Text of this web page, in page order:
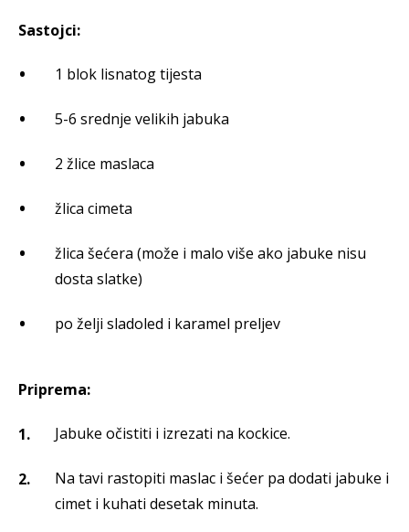
Sastojci:
1 blok lisnatog tijesta
5-6 srednje velikih jabuka
2 žlice maslaca
žlica cimeta
žlica šećera (može i malo više ako jabuke nisu
dosta slatke)
po želji sladoled i karamel preljev
Priprema:
Jabuke očistiti i izrezati na kockice.
Na tavi rastopiti maslac i šećer pa dodati jabuke i
cimet i kuhati desetak minuta.